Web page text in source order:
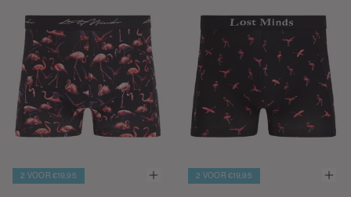
2 VOOR €19,95 2 VOOR €19,95